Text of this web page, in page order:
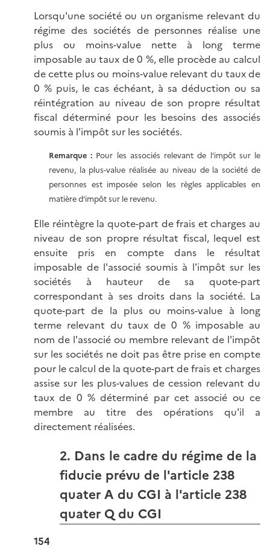
Lorsqu'une société ou un organisme relevant du
régime des sociétés de personnes réalise une
plus ou moins-value nette à long terme
imposable au taux de 0 %, elle procède au calcul
de cette plus ou moins-value relevant du taux de
0 % puis, le cas échéant, à sa déduction ou sa
réintégration au niveau de son propre résultat
fiscal déterminé pour les besoins des associés
soumis à l'impôt sur les sociétés.
Remarque : Pour les associés relevant de l'impôt sur le
revenu, la plus-value réalisée au niveau de la société de
personnes est imposée selon les règles applicables en
matière d'impôt sur le revenu.
Elle réintègre la quote-part de frais et charges au
niveau de son propre résultat fiscal, lequel est
ensuite pris en compte dans le résultat
imposable de l'associé soumis à l'impôt sur les
sociétés à hauteur de sa quote-part
correspondant à ses droits dans la société. La
quote-part de la plus ou moins-value à long
terme relevant du taux de 0 % imposable au
nom de l'associé ou membre relevant de l'impôt
sur les sociétés ne doit pas être prise en compte
pour le calcul de la quote-part de frais et charges
assise sur les plus-values de cession relevant du
taux de 0 % déterminé par cet associé ou ce
membre au titre des opérations qu'il a
directement réalisées.
2. Dans le cadre du régime de la
fiducie prévu de l'article 238
quater A du CGI à l'article 238
quater Q du CGI
154